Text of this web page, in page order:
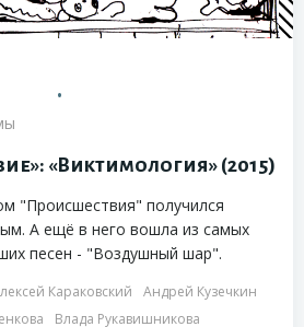
•
«Виктимология» (2015)
"Происшествия" получился
А ещё в него вошла из самых
песен - "Воздушный шар".
Караковский
Андрей Кузечкин
Влада Рукавишникова